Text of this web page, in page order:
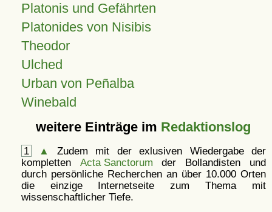
Platonis und Gefährten
Platonides von Nisibis
Theodor
Ulched
Urban von Peñalba
Winebald
weitere Einträge im Redaktionslog
1 ▲
Zudem mit der exlusiven Wiedergabe der
kompletten Acta Sanctorum der Bollandisten und
durch persönliche Recherchen an über 10.000 Orten
die einzige Internetseite zum Thema mit
wissenschaftlicher Tiefe.